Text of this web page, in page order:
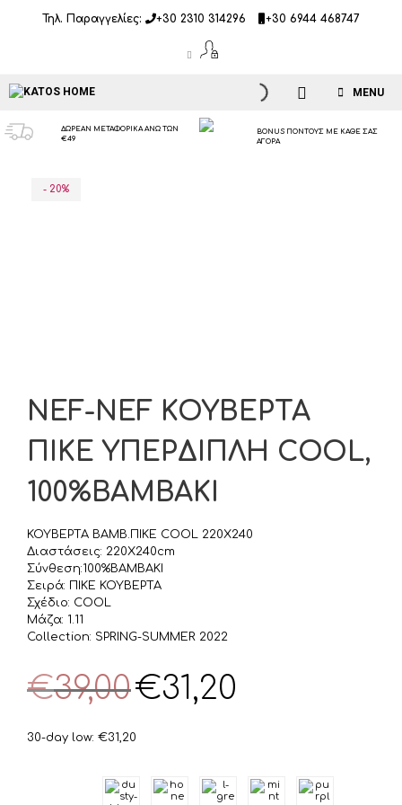
Τηλ. Παραγγελίες: +30 2310 314296 +30 6944 468747
MENU
ΔΩΡΕΑΝ ΜΕΤΑΦΟΡΙΚΑ ΑΝΩ ΤΩΝ
€49
BONUS ΠΟΝΤΟΥΣ ΜΕ ΚΑΘΕ ΣΑΣ
ΑΓΟΡΑ
- 20%
NEF-NEF ΚΟΥΒΕΡΤΑ
ΠΙΚΕ ΥΠΕΡΔΙΠΛΗ COOL,
100%ΒΑΜΒΑΚΙ
ΚΟΥΒΕΡΤΑ BΑΜΒ.ΠΙΚΕ COOL 220X240
Διαστάσεις: 220X240cm
Σύνθεση:100%ΒΑΜΒΑΚΙ
Σειρά: ΠΙΚΕ ΚΟΥΒΕΡΤΑ
Σχέδιο: COOL
Μάζα: 1.11
Collection: SPRING-SUMMER 2022
€39,00 price
€31,20
30-day low: €31,20